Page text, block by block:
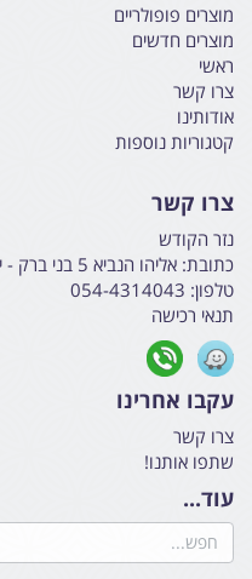
מוצרים פופולריים
מוצרים חדשים
ראשי
צרו קשר
אודותינו
קטגוריות נוספות
צרו קשר
נזר הקודש
כתובת: אליהו הנביא 5 בני ברק - ישראל
טלפון: 054-4314043
תנאי רכישה
עקבו אחרינו
צרו קשר
שתפו אותנו!
עוד...